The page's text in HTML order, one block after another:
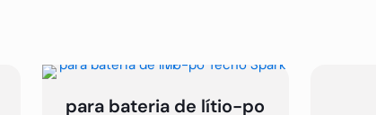
para bateria de lítio-po